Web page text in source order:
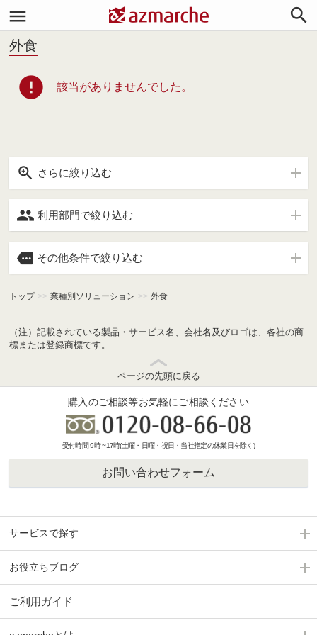


外食
error 該当がありませんでした。
 さらに絞り込む
 利用部門で絞り込む
 その他条件で絞り込む
トップ >> 業種別ソリューション >> 外食
（注）記載されている製品・サービス名、会社名及びロゴは、各社の商
標または登録商標です。
ページの先頭に戻る
購入のご相談等お気軽にご相談ください
受付時間 9時 ~17時(土曜・日曜・祝日・当社指定の休業日を除く)
お問い合わせフォーム
サービスで探す
お役立ちブログ
ご利用ガイド